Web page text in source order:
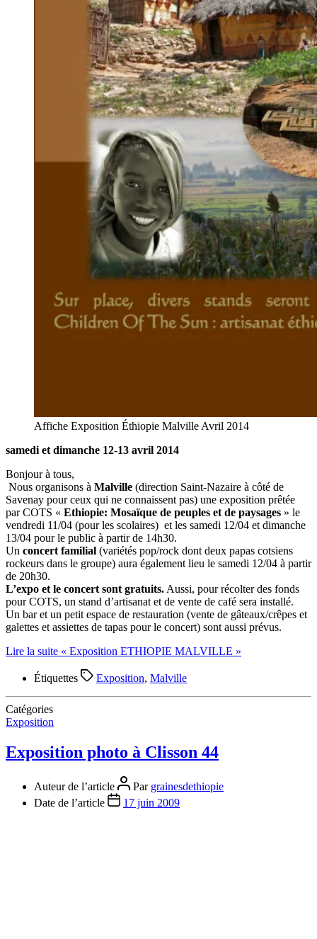
Affiche Exposition Éthiopie Malville Avril 2014
samedi et dimanche 12-13 avril 2014
Bonjour à tous,
Nous organisons à Malville (direction Saint-Nazaire à côté de
Savenay pour ceux qui ne connaissent pas) une exposition prêtée
par COTS « Ethiopie: Mosaïque de peuples et de paysages » le
vendredi 11/04 (pour les scolaires) et les samedi 12/04 et dimanche
13/04 pour le public à partir de 14h30.
Un concert familial (variétés pop/rock dont deux papas cotsiens
rockeurs dans le groupe) aura également lieu le samedi 12/04 à partir
de 20h30.
L’expo et le concert sont gratuits. Aussi, pour récolter des fonds
pour COTS, un stand d’artisanat et de vente de café sera installé.
Un bar et un petit espace de restauration (vente de gâteaux/crêpes et
galettes et assiettes de tapas pour le concert) sont aussi prévus.
Lire la suite « Exposition ETHIOPIE MALVILLE »
Étiquettes Exposition, Malville
Catégories
Exposition
Exposition photo à Clisson 44
Auteur de l’article Par grainesdethiopie
Date de l’article
17 juin 2009